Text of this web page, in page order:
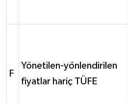
F
Yönetilen-yönlendirilen
fiyatlar hariç TÜFE